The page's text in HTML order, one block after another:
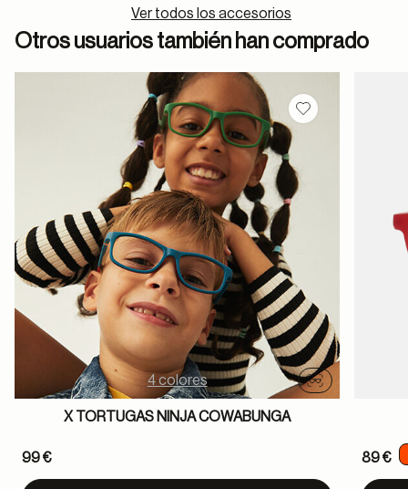
Ver todos los accesorios
Otros usuarios también han comprado
Guardar en
4 colores
Probador
X TORTUGAS NINJA COWABUNGA
99 € 89 €